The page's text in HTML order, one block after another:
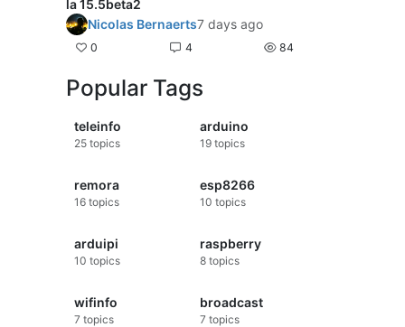
la 15.5beta2
Nicolas Bernaerts7 days ago
0 4 84
Popular Tags
teleinfo
25 topics
arduino
19topics
remora
16 topics
esp8266
10 topics
arduipi
10 topics
raspberry
8topics
wifinfo
7 topics
broadcast
7 topics